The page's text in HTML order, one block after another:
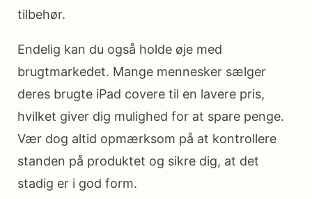
tilbehør.
Endelig kan du også holde øje med
brugtmarkedet. Mange mennesker sælger
deres brugte iPad covere til en lavere pris,
hvilket giver dig mulighed for at spare penge.
Vær dog altid opmærksom på at kontrollere
standen på produktet og sikre dig, at det
stadig er i god form.